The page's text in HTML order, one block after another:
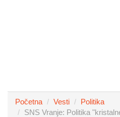
Početna Vesti
Politika
SNS Vranje: Politika